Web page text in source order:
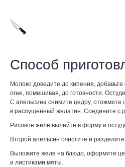
Способ
Молоко доведите до кипения,
огне, помешивая, до готовности.
С апельсина снимите цедру, отожмите
в распущенный желатин. Соедините с
Рисовое желе вылейте в форму и
Второй апельсин очистите и
Выложите желе на блюдо, оформите
и листиками мяты.